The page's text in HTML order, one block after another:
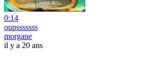
0:14
oupsssssss
morgane
il y a 20 ans